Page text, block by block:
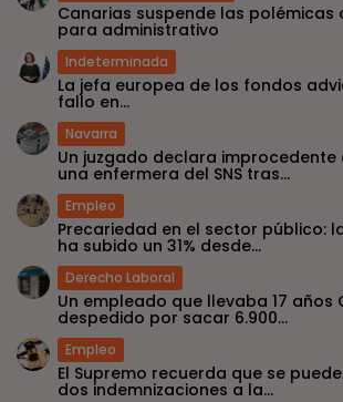
Canarias suspende las polémicas
para administrativo
Indeterminada
La jefa europea de los fondos
fallo en...
Navarra
Un juzgado declara improcedente
una enfermera del SNS tras...
Empleo
Precariedad en el sector público:
ha subido un 31% desde...
Derecho Laboral
Un empleado que llevaba 17 años
despedido por sacar 6.900...
Empleo
El Supremo recuerda que se
dos indemnizaciones a la...